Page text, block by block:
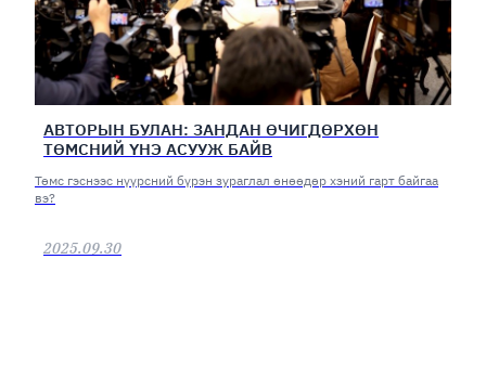
АВТОРЫН БУЛАН: ЗАНДАН ӨЧИГДӨРХӨН
ТӨМСНИЙ ҮНЭ АСУУЖ БАЙВ
Төмс гэснээс нүүрсний бүрэн зураглал өнөөдөр хэний гарт байгаа
вэ?
2025.09.30